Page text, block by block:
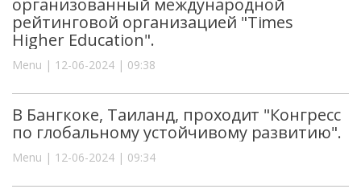
рейтинговой организацией "Times
Higher Education".
Menu | 12-06-2024 | 09:38
В Бангкоке, Таиланд, проходит "Конгресс
по глобальному устойчивому развитию".
Menu | 12-06-2024 | 09:34